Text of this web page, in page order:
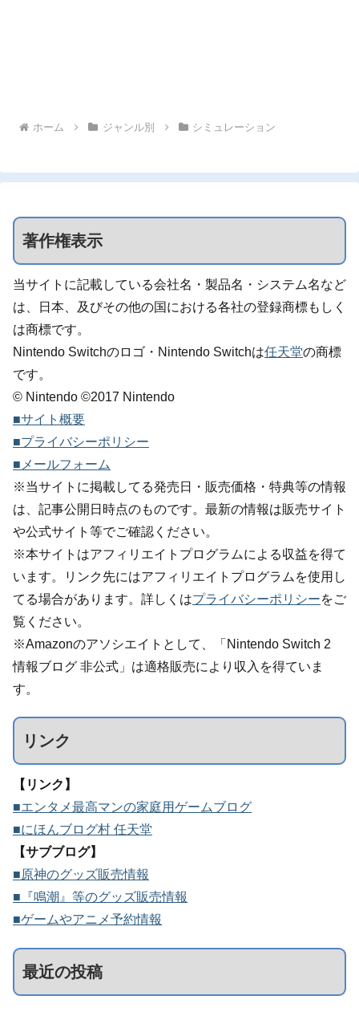
ホーム ジャンル別 シミュレーション
著作権表示
当サイトに記載している会社名・製品名・システム名など
は、日本、及びその他の国における各社の登録商標もしく
は商標です。
Nintendo Switchのロゴ・Nintendo Switchは任天堂の商標
です。
© Nintendo ©2017 Nintendo
■サイト概要
■プライバシーポリシー
■メールフォーム
※当サイトに掲載してる発売日・販売価格・特典等の情報
は、記事公開日時点のものです。最新の情報は販売サイト
や公式サイト等でご確認ください。
※本サイトはアフィリエイトプログラムによる収益を得て
います。リンク先にはアフィリエイトプログラムを使用し
てる場合があります。詳しくはプライバシーポリシーをご
覧ください。
※Amazonのアソシエイトとして、「Nintendo Switch 2
情報ブログ 非公式」は適格販売により収入を得ていま
す。
リンク
【リンク】
■エンタメ最高マンの家庭用ゲームブログ
■にほんブログ村 任天堂
【サブブログ】
■原神のグッズ販売情報
■『鳴潮』等のグッズ販売情報
■ゲームやアニメ予約情報
最近の投稿